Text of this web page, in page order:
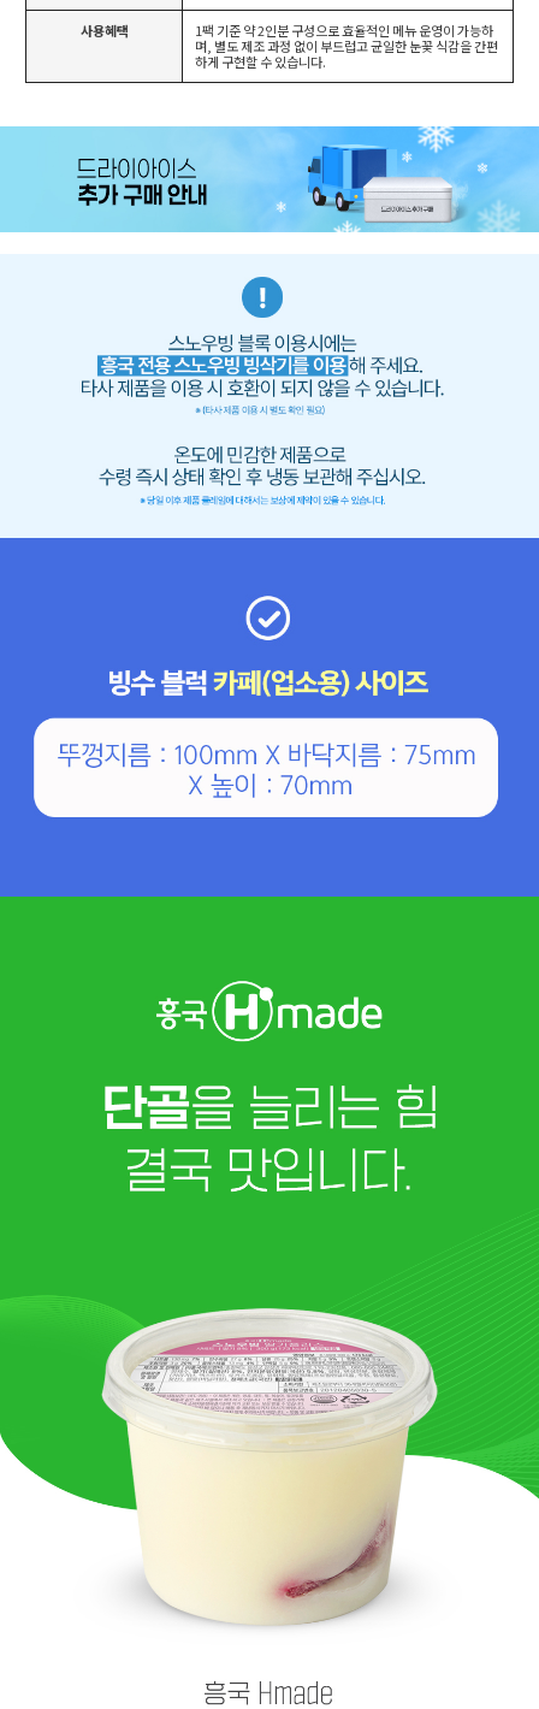
사용혜택
1팩 기준 약 2인분 구성으로 효율적인 메뉴 운영이 가능하
며, 별도 제조 과정 없이 부드럽고 균일한 눈꽃 식감을 간편
하게 구현할 수 있습니다.